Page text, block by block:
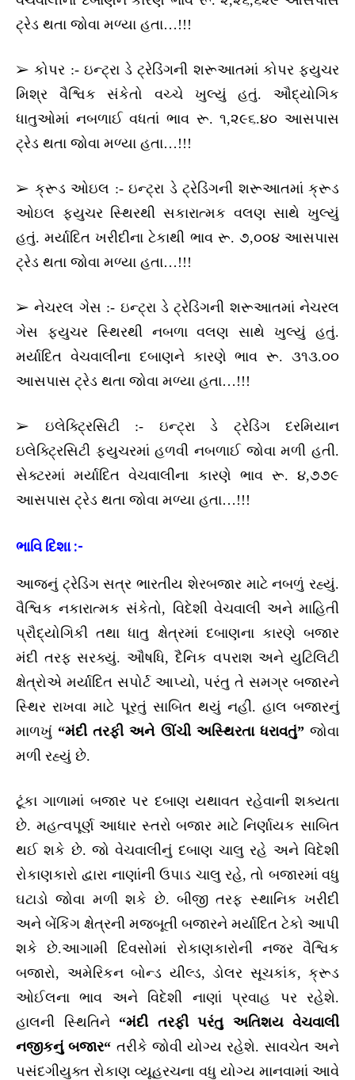
ટ્રેડ થતા જોવા મળ્યા હતા…!!!
➢ કોપર :- ઇન્ટ્રા ડે ટ્રેડિંગની શરૂઆતમાં કોપર ફ્યુચર
મિશ્ર વૈશ્વિક સંકેતો વચ્ચે ખુલ્યું હતું. ઔદ્યોગિક
ધાતુઓમાં નબળાઈ વધતાં ભાવ રૂ. ૧,૨૯૬.૪૦ આસપાસ
ટ્રેડ થતા જોવા મળ્યા હતા…!!!
➢ ક્રૂડ ઓઇલ :- ઇન્ટ્રા ડે ટ્રેડિંગની શરૂઆતમાં ક્રૂડ
ઓઇલ ફ્યુચર સ્થિરથી સકારાત્મક વલણ સાથે ખુલ્યું
હતું. મર્યાદિત ખરીદીના ટેકાથી ભાવ રૂ. ૭,૦૦૪ આસપાસ
ટ્રેડ થતા જોવા મળ્યા હતા…!!!
➢ નેચરલ ગેસ :- ઇન્ટ્રા ડે ટ્રેડિંગની શરૂઆતમાં નેચરલ
ગેસ ફ્યુચર સ્થિરથી નબળા વલણ સાથે ખુલ્યું હતું.
મર્યાદિત વેચવાલીના દબાણને કારણે ભાવ રૂ. ૩૧૩.૦૦
આસપાસ ટ્રેડ થતા જોવા મળ્યા હતા…!!!
➢ ઇલેક્ટ્રિસિટી :- ઇન્ટ્રા ડે ટ્રેડિંગ દરમિયાન
ઇલેક્ટ્રિસિટી ફ્યુચરમાં હળવી નબળાઈ જોવા મળી હતી.
સેક્ટરમાં મર્યાદિત વેચવાલીના કારણે ભાવ રૂ. ૪,૭૭૯
આસપાસ ટ્રેડ થતા જોવા મળ્યા હતા…!!!
ભાવિ દિશા :-
આજનું ટ્રેડિંગ સત્ર ભારતીય શેરબજાર માટે નબળું રહ્યું.
વૈશ્વિક નકારાત્મક સંકેતો, વિદેશી વેચવાલી અને માહિતી
પ્રૌદ્યોગિકી તથા ધાતુ ક્ષેત્રમાં દબાણના કારણે બજાર
મંદી તરફ સરક્યું. ઔષધિ, દૈનિક વપરાશ અને યુટિલિટી
ક્ષેત્રોએ મર્યાદિત સપોર્ટ આપ્યો, પરંતુ તે સમગ્ર બજારને
સ્થિર રાખવા માટે પૂરતું સાબિત થયું નહીં. હાલ બજારનું
માળખું “મંદી તરફી અને ઊંચી અસ્થિરતા ધરાવતું”જોવા
મળી રહ્યું છે.
ટૂંકા ગાળામાં બજાર પર દબાણ યથાવત રહેવાની શક્યતા
છે. મહત્વપૂર્ણ આધાર સ્તરો બજાર માટે નિર્ણાયક સાબિત
થઈ શકે છે. જો વેચવાલીનું દબાણ ચાલુ રહે અને વિદેશી
રોકાણકારો દ્વારા નાણાંની ઉપાડ ચાલુ રહે, તો બજારમાં વધુ
ઘટાડો જોવા મળી શકે છે. બીજી તરફ સ્થાનિક ખરીદી
અને બેંકિંગ ક્ષેત્રની મજબૂતી બજારને મર્યાદિત ટેકો આપી
શકે છે.આગામી દિવસોમાં રોકાણકારોની નજર વૈશ્વિક
બજારો, અમેરિકન બોન્ડ યીલ્ડ, ડોલર સૂચકાંક, ક્રૂડ
ઓઈલના ભાવ અને વિદેશી નાણાં પ્રવાહ પર રહેશે.
હાલની સ્થિતિને “મંદી તરફી પરંતુ અતિશય વેચવાલી
નજીકનું બજાર“ તરીકે જોવી યોગ્ય રહેશે. સાવચેત અને
પસંદગીયુક્ત રોકાણ વ્યૂહરચના વધુ યોગ્ય માનવામાં આવે